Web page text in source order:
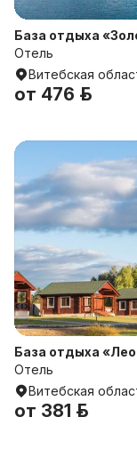
База отдыха
Отель
Витебская
от 476 р.
База отдыха
Отель
Витебская
от 381 р.